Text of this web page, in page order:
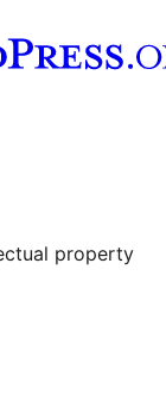
property